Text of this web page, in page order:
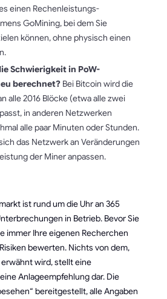
einen Rechenleistungs-
GoMining, bei dem Sie
können, ohne physisch einen
Schwierigkeit in PoW-
berechnet? Bei Bitcoin wird die
alle 2016 Blöcke (etwa alle zwei
in anderen Netzwerken
alle paar Minuten oder Stunden.
das Netzwerk an Veränderungen
der Miner anpassen.
ist rund um die Uhr an 365
in Betrieb. Bevor Sie
immer Ihre eigenen Recherchen
bewerten. Nichts von dem,
wird, stellt eine
Anlageempfehlung dar. Die
bereitgestellt, alle Angaben